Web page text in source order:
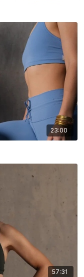
23:00
57:31